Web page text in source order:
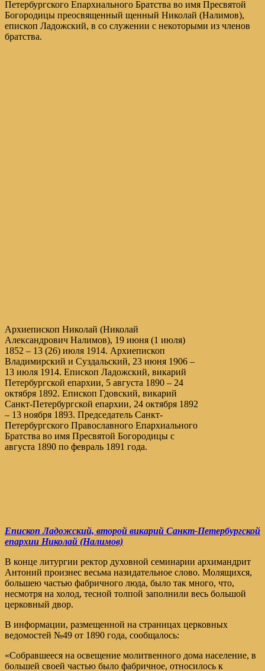
Петербургского Епархиального Братства во имя Пресвятой
Богородицы преосвященный щенный Николай (Налимов),
епископ Ладожский, в со служении с некоторыми из членов
братства.
Архиепископ Николай (Николай
Александрович Налимов), 19 июня (1 июля)
1852 – 13 (26) июля 1914. Архиепископ
Владимирский и Суздальский, 23 июня 1906 –
13 июля 1914. Епископ Ладожский, викарий
Петербургской епархии, 5 августа 1890 – 24
октября 1892. Епископ Гдовский, викарий
Санкт-Петербургской епархии, 24 октября 1892
– 13 ноября 1893. Председатель Санкт-
Петербургского Православного Епархиального
Братства во имя Пресвятой Богородицы с
августа 1890 по февраль 1891 года.
Епископ Ладожский, второй викарий Санкт-Петербургской
епархии Николай (Налимов)
В конце литургии ректор духовной семинарии архимандрит
Антоний произнес весьма назидательное слово. Молящихся,
большею частью фабричного люда, было так много, что,
несмотря на холод, тесной толпой заполнили весь большой
церковный двор.
В информации, размещенной на страницах церковных
ведомостей №49 от 1890 года, сообщалось:
«Собравшееся на освещение молитвенного дома население, в
большей своей частью было фабричное, относилось к